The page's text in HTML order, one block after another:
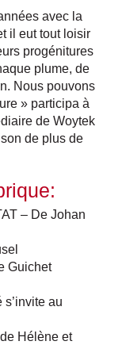
avec la
il eut tout loisir
progénitures
plume, de
Nous pouvons
» participa à
de Woytek
de plus de
– De Johan
Guichet
s’invite au
Hélène et